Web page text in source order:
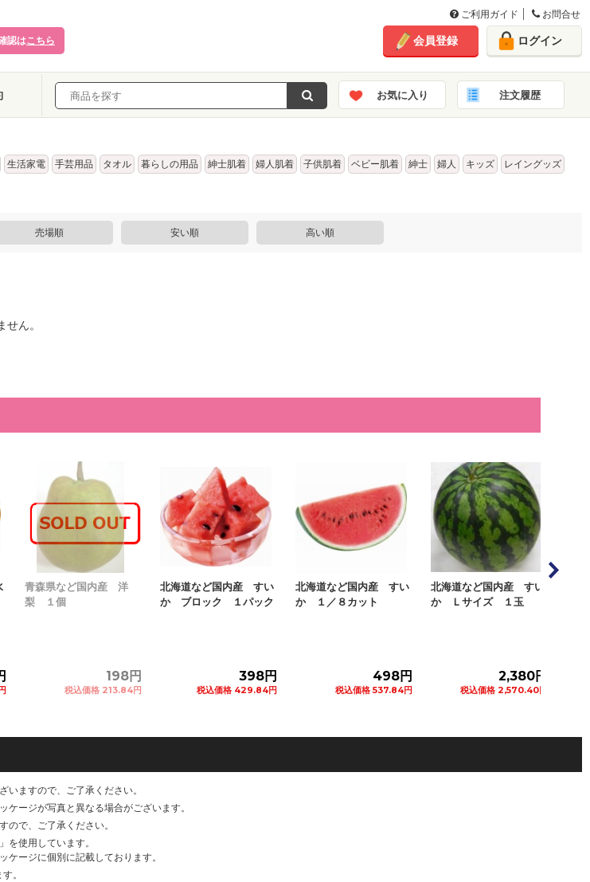
ご利用ガイド お問合せ
認はこちら 会員登録 ログイン
お気に入り 注文履歴
生活家電 手芸用品 タオル 暮らしの用品 紳士肌着 婦人肌着 子供肌着 ベビー肌着 紳士 婦人 キッズ
レイングッズ
売場順 安い順 高い順
ん。
青森県など国内産 洋
梨 １個
198円
税込価格 213.84円
北海道など国内産 すい
か ブロック １パック
398円
税込価格 429.84円
北海道など国内産 すい
か １／８カット
498円
税込価格 537.84円
北海道など国内産 すい
か Ｌサイズ １玉
2,380円
税込価格 2,570.40円
いますので、ご了承ください。
ージが写真と異なる場合がございます。
ので、ご了承ください。
を使用しています。
ージに個別に記載しております。
。